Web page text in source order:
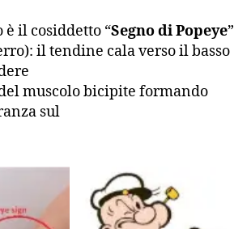
il cosiddetto “Segno di Popeye”
il tendine cala verso il basso
muscolo bicipite formando
sul